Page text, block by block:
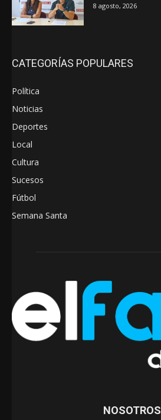
8 agosto, 2026
CATEGORÍAS POPULARES
Política
Noticias
Deportes
Local
Cultura
Sucesos
Fútbol
Semana Santa
NOSOTROS